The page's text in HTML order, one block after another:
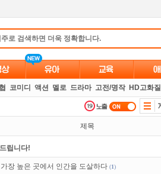
코미디 액션 멜로 드라마 고전/명작 HD고화질
제목
립니다!
러봐!투스토리~
장 높은 곳에서 인간을 도살하다 (1)